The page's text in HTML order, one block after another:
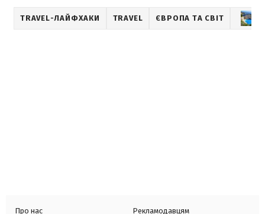
TRAVEL-ЛАЙФХАКИ TRAVEL ЄВРОПА ТА СВІТ
Про нас Рекламодавцям